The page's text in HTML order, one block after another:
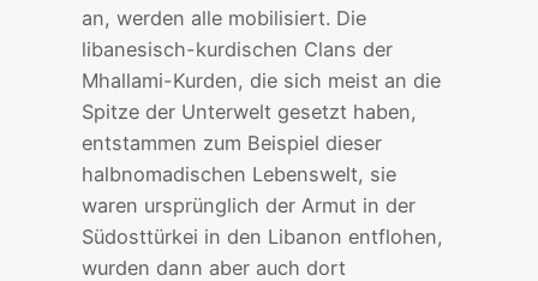
an, werden alle mobilisiert. Die
libanesisch-kurdischen Clans der
Mhallami-Kurden, die sich meist an die
Spitze der Unterwelt gesetzt haben,
entstammen zum Beispiel dieser
halbnomadischen Lebenswelt, sie
waren ursprünglich der Armut in der
Südosttürkei in den Libanon entflohen,
wurden dann aber auch dort